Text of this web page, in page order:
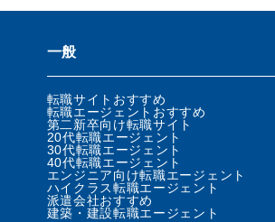
一般
転職サイトおすすめ
転職エージェントおすすめ
第二新卒向け転職サイト
20代転職エージェント
30代転職エージェント
40代転職エージェント
エンジニア向け転職エージェント
ハイクラス転職エージェント
派遣会社おすすめ
建築・建設転職エージェント